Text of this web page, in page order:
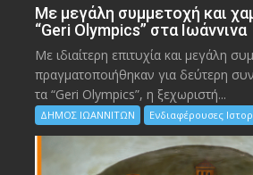
Με μεγάλη συμμετοχή και
“Geri Olympics” στα Ιωάννινα
Με ιδιαίτερη επιτυχία και μεγάλη
πραγματοποιήθηκαν για δεύτερη
τα “Geri Olympics”, η ξεχωριστή...
ΔΗΜΟΣ ΙΩΑΝΝΙΤΩΝ Ενδιαφέρουσες